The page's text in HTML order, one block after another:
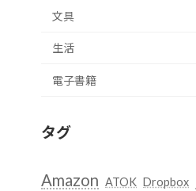
文具
生活
電子書籍
タグ
Amazon ATOK Dropbox